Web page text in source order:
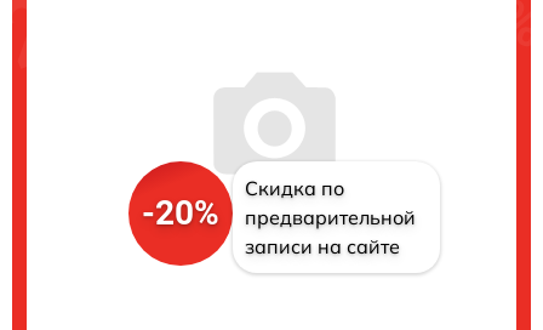
-20%
Скидка по
предварительной
записи на сайте